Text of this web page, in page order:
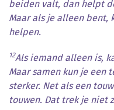
beiden valt, dan helpt
Maar als je alleen bent,
helpen.
12Als iemand alleen is,
Maar samen kun je een
sterker. Net als een
touwen. Dat trek je niet